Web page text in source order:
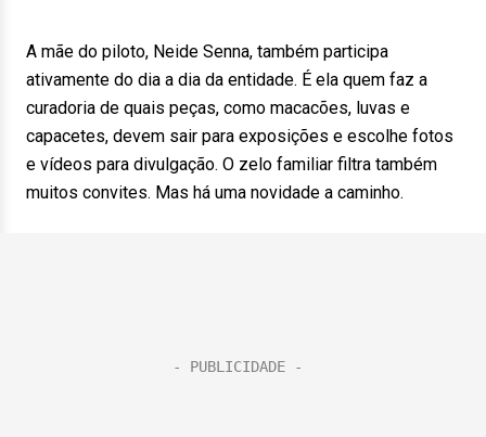
A mãe do piloto, Neide Senna, também participa
ativamente do dia a dia da entidade. É ela quem faz a
curadoria de quais peças, como macacões, luvas e
capacetes, devem sair para exposições e escolhe fotos
e vídeos para divulgação. O zelo familiar filtra também
muitos convites. Mas há uma novidade a caminho.